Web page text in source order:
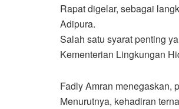
Rapat digelar, sebagai
Adipura.
Salah satu syarat penting
Kementerian Lingkungan
Fadly Amran menegaskan,
Menurutnya, kehadiran